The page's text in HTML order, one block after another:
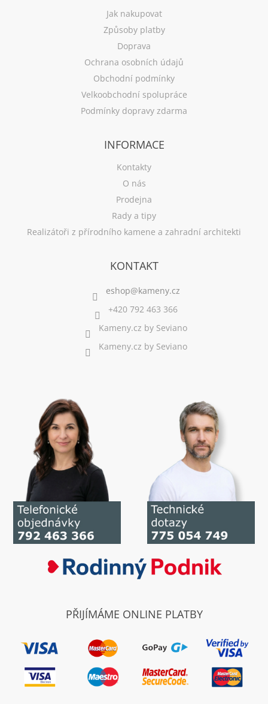
Jak nakupovat
Způsoby platby
Doprava
Ochrana osobních údajů
Obchodní podmínky
Velkoobchodní spolupráce
Podmínky dopravy zdarma
INFORMACE
Kontakty
O nás
Prodejna
Rady a tipy
Realizátoři z přírodního kamene a zahradní architekti
KONTAKT
+420 792 463 366
Kameny.cz by Seviano
Kameny.cz by Seviano
PŘIJÍMÁME ONLINE PLATBY